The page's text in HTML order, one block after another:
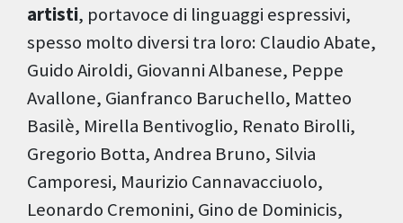
artisti, portavoce di linguaggi espressivi,
spesso molto diversi tra loro: Claudio Abate,
Guido Airoldi, Giovanni Albanese, Peppe
Avallone, Gianfranco Baruchello, Matteo
Basilè, Mirella Bentivoglio, Renato Birolli,
Gregorio Botta, Andrea Bruno, Silvia
Camporesi, Maurizio Cannavacciuolo,
Leonardo Cremonini, Gino de Dominicis,